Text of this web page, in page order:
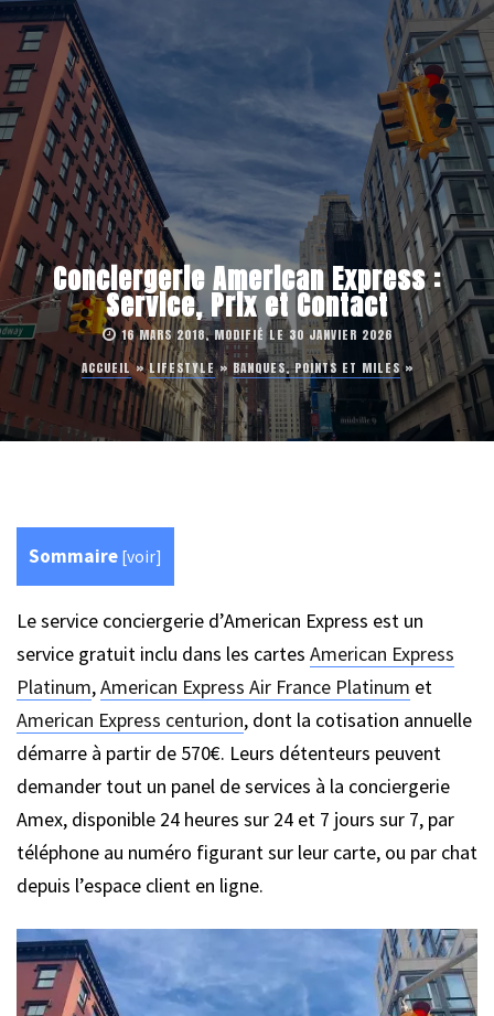
Conciergerie American Express :
Service, Prix et Contact
16 MARS 2018, MODIFIÉ LE 30 JANVIER 2026
ACCUEIL»LIFESTYLE» BANQUES, POINTS ET MILES»
Sommaire [voir]
Le service conciergerie d’American Express est un
service gratuit inclu dans les cartes American Express
Platinum,American Express Air France Platinum et
American Express centurion, dont la cotisation annuelle
démarre à partir de 570€. Leurs détenteurs peuvent
demander tout un panel de services à la conciergerie
Amex, disponible 24 heures sur 24 et 7 jours sur 7, par
téléphone au numéro figurant sur leur carte, ou par chat
depuis l’espace client en ligne.